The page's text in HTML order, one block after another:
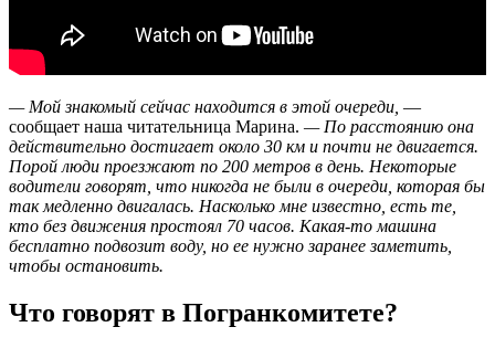
— Мой знакомый сейчас находится в этой очереди, —
сообщает наша читательница Марина. — По расстоянию она
действительно достигает около 30 км и почти не двигается.
Порой люди проезжают по 200 метров в день. Некоторые
водители говорят, что никогда не были в очереди, которая бы
так медленно двигалась. Насколько мне известно, есть те,
кто без движения простоял 70 часов. Какая-то машина
бесплатно подвозит воду, но ее нужно заранее заметить,
чтобы остановить.
Что говорят в Погранкомитете?